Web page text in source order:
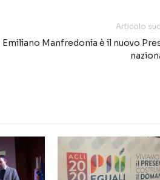
Articolo
Emiliano Manfredonia è il nuovo